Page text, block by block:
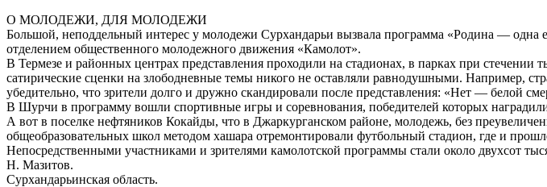
О МОЛОДЕЖИ, ДЛЯ МОЛОДЕЖИ
Большой, неподдельный интерес у молодежи Сурхандарьи вызвала программа «Родина — одна
отделением общественного молодежного движения «Камолот».
В Термезе и районных центрах представления проходили на стадионах, в парках при
сатирические сценки на злободневные темы никого не оставляли равнодушными. Например,
убедительно, что зрители долго и дружно скандировали после представления: «Нет — белой
В Шурчи в программу вошли спортивные игры и соревнования, победителей которых
А вот в поселке нефтяников Кокайды, что в Джаркурганском районе, молодежь, без
общеобразовательных школ методом хашара отремонтировали футбольный стадион, где и
Непосредственными участниками и зрителями камолотской программы стали около двухсот
Н. Мазитов.
Сурхандарьинская область.